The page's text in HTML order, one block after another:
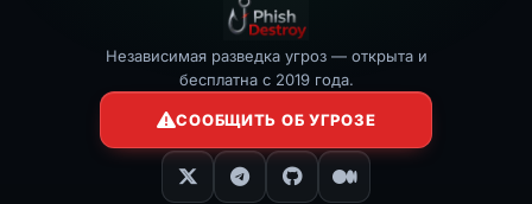
Независимая разведка угроз — открыта и
бесплатна с 2019 года.
СООБЩИТЬ ОБ УГРОЗЕ